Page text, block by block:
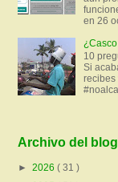
en 26
10
Si
recibes
Archivo del blog
► 2026 ( 31 )